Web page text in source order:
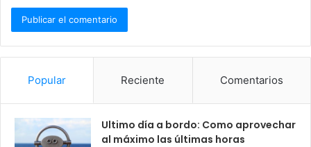
Popular Reciente Comentarios
Ultimo día a bordo: Como aprovechar
al máximo las últimas horas